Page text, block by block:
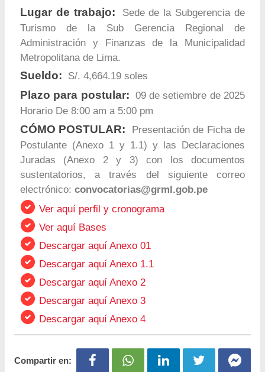
Lugar de trabajo:
Sede de la Subgerencia de
Turismo de la Sub Gerencia Regional de
Administración y Finanzas de la Municipalidad
Metropolitana de Lima.
Sueldo: S/. 4,664.19 soles
Plazo para postular: 09 de setiembre de 2025
Horario De 8:00 am a 5:00 pm
CÓMO POSTULAR:
Presentación de Ficha de
Postulante (Anexo 1 y 1.1) y las Declaraciones
Juradas (Anexo 2 y 3) con los documentos
sustentatorios, a través del siguiente correo
electrónico: convocatorias@grml.gob.pe
Ver aquí perfil y cronograma
Ver aquí Bases
Descargar aquí Anexo 01
Descargar aquí Anexo 1.1
Descargar aquí Anexo 2
Descargar aquí Anexo 3
Descargar aquí Anexo 4
Compartir en: